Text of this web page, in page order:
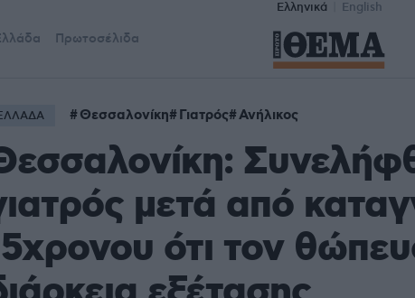
Ελληνικά English
Πρωτοσέλιδα
Θεσσαλονίκη Γιατρός Ανήλικος
μετά από
ότι τον